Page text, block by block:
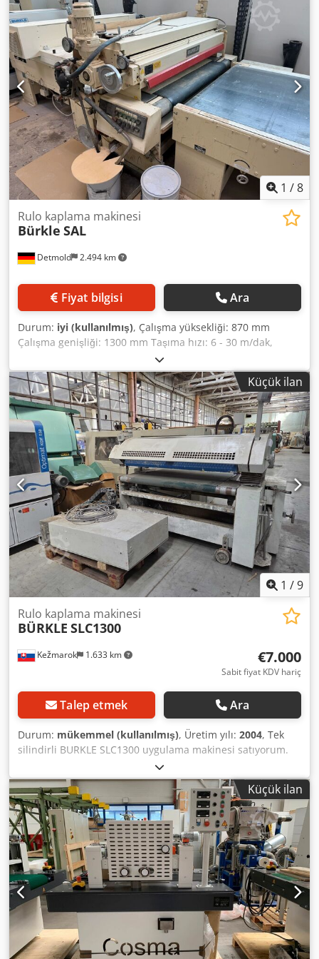
adet kauçuk kaplı uygulama silindiri, çapı 238 mm,
kaplama 5 By1 1 adet krom kaplama dozaj silindiri, çapı
174 mm Elektrik donanımı: işletme gerilimi 400 V, 50 Hz 3
faz Toplam bağlantı gücü: 1,9 kW Motorlar ve anahtar
ekipmanları EX korumalı tasarımda Ek donanımlar: dozaj
silindirinin ayrı tahriki, kademesiz ayarlanabilir, osilatörlü
dozaj sileceği Kumanda tarafı: sol Makine uzunluğu: 1000
mm Ağırlık: 1000 kg
1 /8
Detmold 2.494 km
Rulo kaplama makinesi
Bürkle SAL
Fiyat bilgisi Ara
Durum: iyi (kullanılmış), Çalışma yüksekliği: 870 mm
Çalışma genişliği: 1300 mm Taşıma hızı: 6 - 30 m/dak,
kademesiz ayarlanabilir Geçiş yüksekliği: 3 mm - 90 mm 1
adet kauçuk kaplı uygulama silindiri, 238 mm çapında,
kaplama 5 By 1; uygulama silindiri genişliği: 1416 mm 1
adet krom kaplı dozaj silindiri, 174 mm çapında
Dkjdpfxjyah Tws Al Tjr Dozaj silindiri genişliği: 1416 mm 1
adet kauçuk kaplı karşı silindir, 190 mm çapında Karşı
basınç silindiri genişliği: 1300 mm Elektrik donanımı
Çalışma gerilimi: 400 V, 50 Hz Toplam kurulu güç: 1,87 kW
Motorlar ve şalt cihazları, makinede patlama korumalı (EX
korumalı) versiyonda bağlantı kutusuna kablolanmıştır. Ex-
korumalı olmayan kontrol ünitesi, makinenin tehlike alanı
dışında yerleştirilmek üzere ayrı bir pano içerisinde
sağlanmıştır. Ek donanımlar: Dozaj silindirinin 2-7 m/dak
arası bağımsız tahriki (rakelsiz) dozaj silindirinin senkron
çalışmasını sağlar. Kullanım tarafı: Sol Makine uzunluğu:
975 mm Ağırlık: 1000 kg
Küçük ilan
1 /9
Kežmarok 1.633 km
Rulo kaplama makinesi
BÜRKLE SLC1300
€7.000
Sabit fiyat KDV hariç
Talep etmek Ara
Durum: mükemmel (kullanılmış), Üretim yılı: 2004, Tek
silindirli BURKLE SLC1300 uygulama makinesi satıyorum.
Üretim yılı: 2004. Çalışma genişliği: 1300 mm. Çok iyi
durumda. Tamamen çalışır. Hemen teslim edilebilir.
Dkodpswun Hbjfx Al Tjr
Küçük ilan